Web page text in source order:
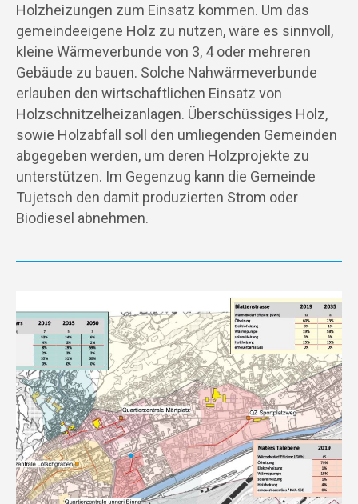
Holzheizungen zum Einsatz kommen. Um das
gemeindeeigene Holz zu nutzen, wäre es sinnvoll,
kleine Wärmeverbunde von 3, 4 oder mehreren
Gebäude zu bauen. Solche Nahwärmeverbunde
erlauben den wirtschaftlichen Einsatz von
Holzschnitzelheizanlagen. Überschüssiges Holz,
sowie Holzabfall soll den umliegenden Gemeinden
abgegeben werden, um deren Holzprojekte zu
unterstützen. Im Gegenzug kann die Gemeinde
Tujetsch den damit produzierten Strom oder
Biodiesel abnehmen.